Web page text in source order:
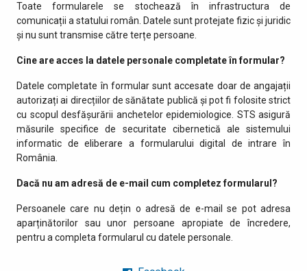
Toate formularele se stochează în infrastructura de
comunicații a statului român. Datele sunt protejate fizic și juridic
și nu sunt transmise către terțe persoane.
Cine are acces la datele personale completate în formular?
Datele completate în formular sunt accesate doar de angajații
autorizați ai direcțiilor de sănătate publică și pot fi folosite strict
cu scopul desfășurării anchetelor epidemiologice. STS asigură
măsurile specifice de securitate cibernetică ale sistemului
informatic de eliberare a formularului digital de intrare în
România.
Dacă nu am adresă de e-mail cum completez formularul?
Persoanele care nu dețin o adresă de e-mail se pot adresa
aparținătorilor sau unor persoane apropiate de încredere,
pentru a completa formularul cu datele personale.